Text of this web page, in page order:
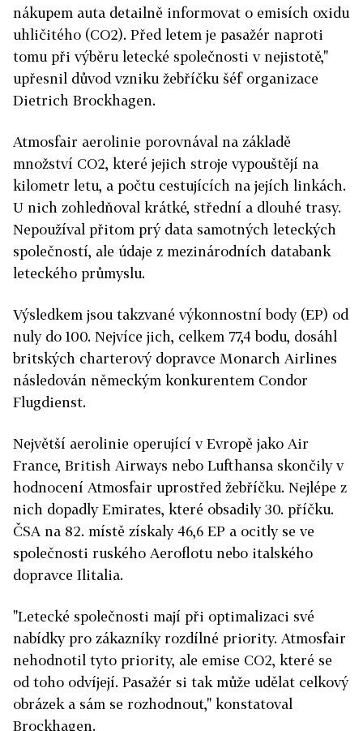
nákupem auta detailně informovat o emisích oxidu
uhličitého (CO2). Před letem je pasažér naproti
tomu při výběru letecké společnosti v nejistotě,"
upřesnil důvod vzniku žebříčku šéf organizace
Dietrich Brockhagen.
Atmosfair aerolinie porovnával na základě
množství CO2, které jejich stroje vypouštějí na
kilometr letu, a počtu cestujících na jejích linkách.
U nich zohledňoval krátké, střední a dlouhé trasy.
Nepoužíval přitom prý data samotných leteckých
společností, ale údaje z mezinárodních databank
leteckého průmyslu.
Výsledkem jsou takzvané výkonnostní body (EP) od
nuly do 100. Nejvíce jich, celkem 77,4 bodu, dosáhl
britských charterový dopravce Monarch Airlines
následován německým konkurentem Condor
Flugdienst.
Největší aerolinie operující v Evropě jako Air
France, British Airways nebo Lufthansa skončily v
hodnocení Atmosfair uprostřed žebříčku. Nejlépe z
nich dopadly Emirates, které obsadily 30. příčku.
ČSA na 82. místě získaly 46,6 EP a ocitly se ve
společnosti ruského Aeroflotu nebo italského
dopravce Ilitalia.
"Letecké společnosti mají při optimalizaci své
nabídky pro zákazníky rozdílné priority. Atmosfair
nehodnotil tyto priority, ale emise CO2, které se
od toho odvíjejí. Pasažér si tak může udělat celkový
obrázek a sám se rozhodnout," konstatoval
Brockhagen.